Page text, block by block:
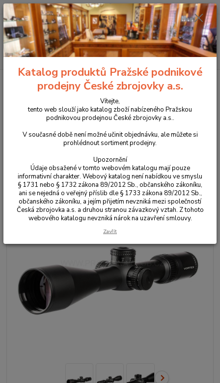
Menu
Hledat
+420 225 375 800
Puškohledy
Puškohled Vortex Strike Eagle 5-25x56 FFP
EBR-7C (MOA) - verze 2020
Puškohled Vortex Strike Eagle 5-
25x56 FFP EBR-7C (MOA) - verze
2020
Katalog produktů Pražské podnikové
prodejny České zbrojovky a.s.
Vítejte,
tento web slouží jako katalog zboží nabízeného Pražskou
podnikovou prodejnou České zbrojovky a.s..
V současné době není možné učinit objednávku, ale můžete si
prohlédnout sortiment prodejny.
Upozornění
Údaje obsažené v tomto webovém katalogu mají pouze
informativní charakter. Webový katalog není nabídkou ve smyslu
§ 1731 nebo § 1732 zákona 89/2012 Sb., občanského zákoníku,
ani se nejedná o veřejný příslib dle § 1733 zákona 89/2012 Sb.,
občanského zákoníku, a jejím přijetím nevzniká mezi společností
Česká zbrojovka a.s. a druhou stranou závazkový vztah. Z tohoto
webového katalogu nevzniká nárok na uzavření smlouvy.
Zavřít